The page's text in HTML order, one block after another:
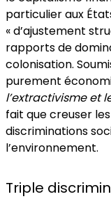
particulier aux
« d’ajustement
rapports de
colonisation.
purement
l’extractivisme et
fait que creuser
discriminations
l’environnement.
Triple